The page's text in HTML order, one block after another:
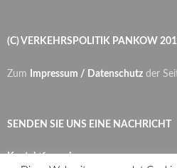
(C) VERKEHRSPOLITIK PANKOW
Zum Impressum / Datenschutz der
SENDEN SIE UNS EINE NACHRICHT
Kontaktformular